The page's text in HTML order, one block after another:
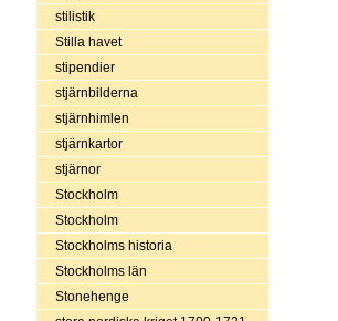
stilistik
Stilla havet
stipendier
stjärnbilderna
stjärnhimlen
stjärnkartor
stjärnor
Stockholm
Stockholm
Stockholms historia
Stockholms län
Stonehenge